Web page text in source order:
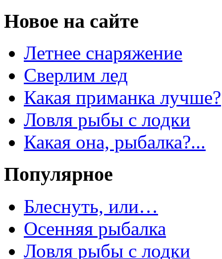
Новое на сайте
Летнее снаряжение
Сверлим лед
Какая приманка лучше?
Ловля рыбы с лодки
Какая она, рыбалка?...
Популярное
Блеснуть, или…
Осенняя рыбалка
Ловля рыбы с лодки